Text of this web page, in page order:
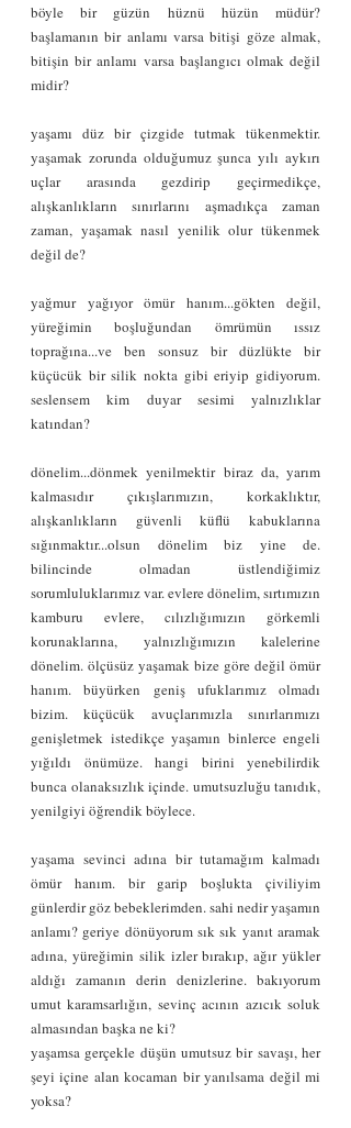
böyle bir güzün hüznü hüzün müdür?
başlamanın bir anlamı varsa bitişi göze almak,
bitişin bir anlamı varsa başlangıcı olmak değil
midir?
yaşamı düz bir çizgide tutmak tükenmektir.
yaşamak zorunda olduğumuz şunca yılı aykırı
uçlar arasında gezdirip geçirmedikçe,
alışkanlıkların sınırlarını aşmadıkça zaman
zaman, yaşamak nasıl yenilik olur tükenmek
değil de?
yağmur yağıyor ömür hanım...gökten değil,
yüreğimin boşluğundan ömrümün ıssız
toprağına...ve ben sonsuz bir düzlükte bir
küçücük bir silik nokta gibi eriyip gidiyorum.
seslensem kim duyar sesimi yalnızlıklar
katından?
dönelim...dönmek yenilmektir biraz da, yarım
kalmasıdır çıkışlarımızın, korkaklıktır,
alışkanlıkların güvenli küflü kabuklarına
sığınmaktır...olsun dönelim biz yine de.
bilincinde olmadan üstlendiğimiz
sorumluluklarımız var. evlere dönelim, sırtımızın
kamburu evlere, cılızlığımızın görkemli
korunaklarına, yalnızlığımızın kalelerine
dönelim. ölçüsüz yaşamak bize göre değil ömür
hanım. büyürken geniş ufuklarımız olmadı
bizim. küçücük avuçlarımızla sınırlarımızı
genişletmek istedikçe yaşamın binlerce engeli
yığıldı önümüze. hangi birini yenebilirdik
bunca olanaksızlık içinde. umutsuzluğu tanıdık,
yenilgiyi öğrendik böylece.
yaşama sevinci adına bir tutamağım kalmadı
ömür hanım. bir garip boşlukta çiviliyim
günlerdir göz bebeklerimden. sahi nedir yaşamın
anlamı? geriye dönüyorum sık sık yanıt aramak
adına, yüreğimin silik izler bırakıp, ağır yükler
aldığı zamanın derin denizlerine. bakıyorum
umut karamsarlığın, sevinç acının azıcık soluk
almasından başka ne ki?
yaşamsa gerçekle düşün umutsuz bir savaşı, her
şeyi içine alan kocaman bir yanılsama değil mi
yoksa?